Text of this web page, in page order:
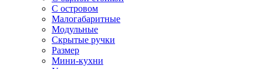
С островом
Малогабаритные
Модульные
Скрытые ручки
Размер
Мини-кухни